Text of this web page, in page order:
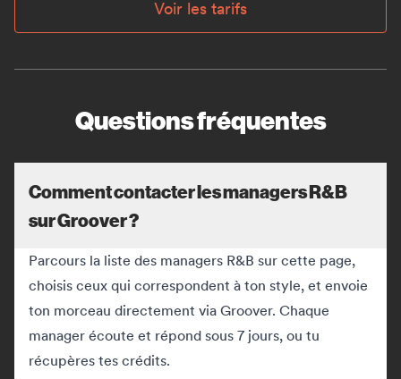
Voir les tarifs
Questions fréquentes
Comment contacter les managers R&B
sur Groover ?
Parcours la liste des managers R&B sur cette page,
choisis ceux qui correspondent à ton style, et envoie
ton morceau directement via Groover. Chaque
manager écoute et répond sous 7 jours, ou tu
récupères tes crédits.